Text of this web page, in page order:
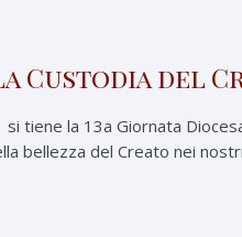
Custodia del
tiene la 13a Giornata
bellezza del Creato nei